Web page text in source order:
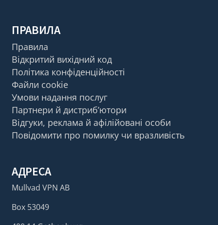
ПРАВИЛА
Правила
Відкритий вихідний код
Політика конфіденційності
Файли cookie
Умови надання послуг
Партнери й дистриб’ютори
Відгуки, реклама й афілійовані особи
Повідомити про помилку чи вразливість
АДРЕСА
Mullvad VPN AB
Box 53049